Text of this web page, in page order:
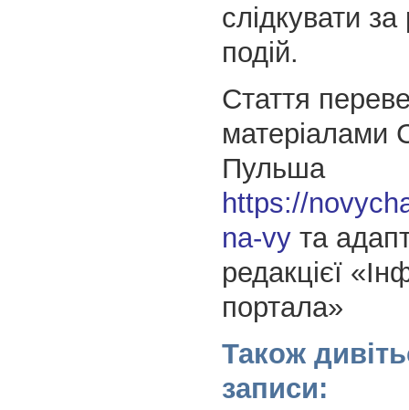
слідкувати
подій.
Стаття
матеріалами
Пульша
https://
na-vyта
редакцієї
портала»
Також
записи: